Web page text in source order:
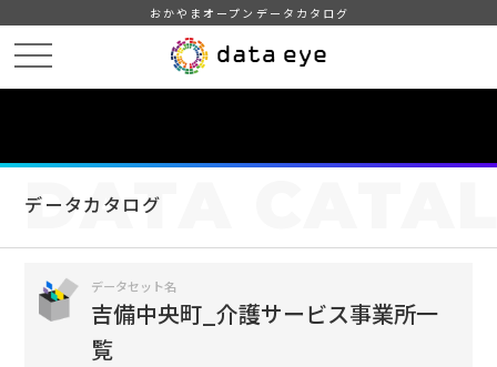
おかやまオープンデータカタログ
データカタログ
DATA
データセット名
吉備中央町_介護サービス事業所一
覧